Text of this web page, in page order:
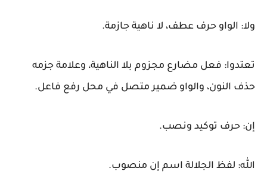
ولا: الواو حرف عطف، لا ناهية جازمة.
تعتدوا: فعل مضارع مجزوم بلا الناهية، وعلامة جزمه
حذف النون، والواو ضمير متصل في محل رفع فاعل.
إن: حرف توكيد ونصب.
الله: لفظ الجلالة اسم إن منصوب.